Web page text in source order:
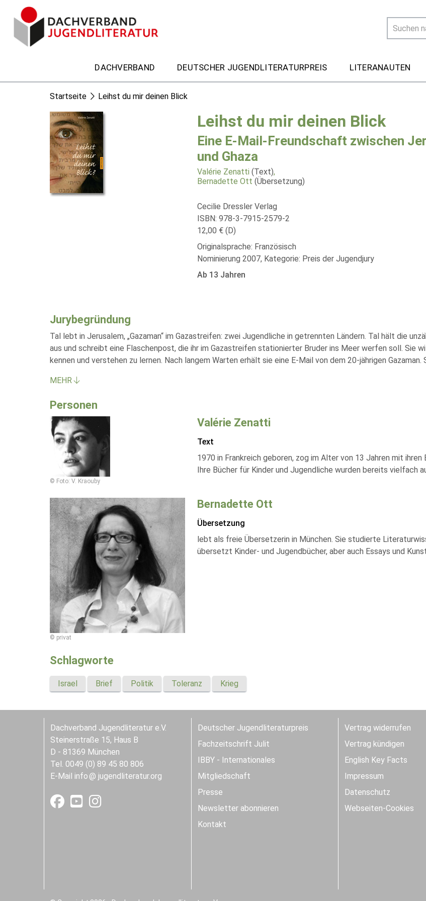
DACHVERBAND DEUTSCHER JUGENDLITERATURPREIS LITERANAUTEN
Startseite Leihst du mir deinen Blick
Leihst du mir deinen Blick
Eine E-Mail-Freundschaft zwischen
und Ghaza
Valérie Zenatti (Text),
Bernadette Ott (Übersetzung)
Cecilie Dressler Verlag
ISBN: 978-3-7915-2579-2
12,00 € (D)
Originalsprache: Französisch
Nominierung 2007, Kategorie: Preis der Jugendjury
Ab 13 Jahren
Jurybegründung
Tal lebt in Jerusalem, „Gazaman“ im Gazastreifen: zwei Jugendliche in getrennten Ländern. Tal hält die
aus und schreibt eine Flaschenpost, die ihr im Gazastreifen stationierter Bruder ins Meer werfen soll. Sie
kennen und verstehen zu lernen. Nach langem Warten erhält sie eine E-Mail von dem 20-jährigen Gazaman.
MEHR
Personen
© Foto: V. Kraouby
Valérie Zenatti
Text
1970 in Frankreich geboren, zog im Alter von 13 Jahren mit
Ihre Bücher für Kinder und Jugendliche wurden bereits vielfach
© privat
Bernadette Ott
Übersetzung
lebt als freie Übersetzerin in München. Sie studierte
übersetzt Kinder- und Jugendbücher, aber auch Essays und
Schlagworte
Israel Brief Politik Toleranz Krieg
Dachverband Jugendliteratur e.V.
Steinerstraße 15, Haus B
D - 81369 München
Tel. 0049 (0) 89 45 80 806
E-Mail info jugendliteratur.org
Deutscher Jugendliteraturpreis
Fachzeitschrift Julit
IBBY - Internationales
Mitgliedschaft
Presse
Newsletter abonnieren
Kontakt
Vertrag widerrufen
Vertrag kündigen
English Key Facts
Impressum
Datenschutz
Webseiten-Cookies